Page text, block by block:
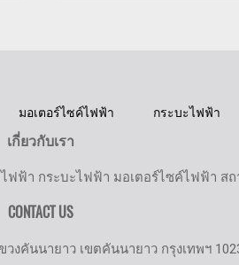
มอเตอร์ไซค์ไฟฟ้า กระบะไฟฟ้า
เกี่ยวกับเรา
ฟฟ้า กระบะไฟฟ้า มอเตอร์ไซค์ไฟฟ้า ส
CONTACT US
งคันนายาว เขตคันนายาว กรุงเทพฯ